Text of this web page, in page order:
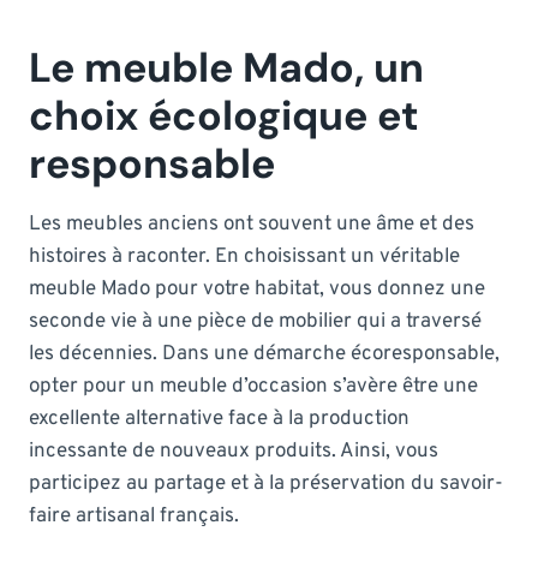
Le meuble Mado, un
choix écologique et
responsable
Les meubles anciens ont souvent une âme et des
histoires à raconter. En choisissant un véritable
meuble Mado pour votre habitat, vous donnez une
seconde vie à une pièce de mobilier qui a traversé
les décennies. Dans une démarche écoresponsable,
opter pour un meuble d’occasion s’avère être une
excellente alternative face à la production
incessante de nouveaux produits. Ainsi, vous
participez au partage et à la préservation du savoir-
faire artisanal français.